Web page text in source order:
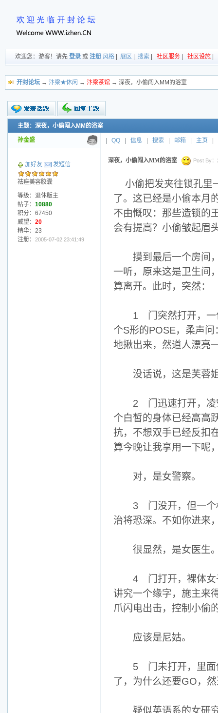
欢迎您：游客！请先 登录 或 注册 风格 展区 搜索 社区服务 社区设施
开封论坛 → 汴梁★休闲 → 汴梁茶馆 → 深夜，小偷闯入MM的浴室
新的主题
投票帖
交易帖
主题：深夜，小偷闯入MM的浴室
孙金盛 QQ 信息 搜索 邮箱 主页
加好友 发短信
祛痤美容胶囊
等级：退休版主
帖子： 10880
积分：67450
威望： 20
精华：23
注册： 2005-07-02 23:41:49
深夜，小偷闯入MM的浴室 Post By
小偷把发夹往锁孔里
了。这已经是小偷本月
不由慨叹：那些造锁的
会有提高？小偷皱起眉
摸到最后一个房间，
一听，原来这是卫生间
算离开。此时，突然：
1 门突然打开，一位
个S形的POSE，柔声
地揪出来，然道人漂亮
没话说，这是芙蓉
2 门迅速打开，凌空
个白皙的身体已经高高
抗，不想双手已经反扣
算今晚让我享用一下呢
对，是女警察。
3 门没开，但一个权
治将恐深。不如你进来
很显然，是女医生
4 门打开，裸体女子
讲究一个缘字，施主来
爪闪电出击，控制小偷
应该是尼姑。
5 门未打开，里面传
了，为什么还要GO，
疑似英语系的女研